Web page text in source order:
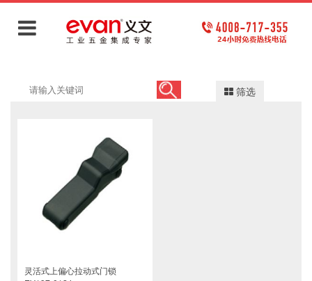
筛选
灵活式上偏心拉动式门锁